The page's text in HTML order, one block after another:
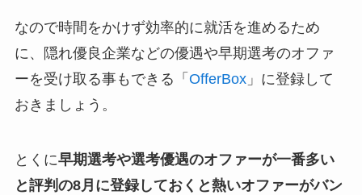
なので時間をかけず効率的に就活を進めるため
に、隠れ優良企業などの優遇や早期選考のオファ
ーを受け取る事もできる「 OfferBox」に登録して
おきましょう。
とくに早期選考や選考優遇のオファーが一番多い
と評判の8月に登録しておくと熱いオファーがバン